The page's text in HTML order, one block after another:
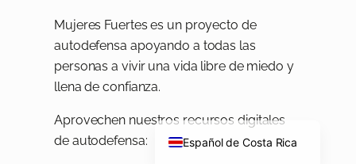
Mujeres Fuertes es un proyecto de
autodefensa apoyando a todas las
personas a vivir una vida libre de miedo y
llena de confianza.
Aprovechen nuestros recursos digitales
de autodefensa:
Español de Costa Rica
English